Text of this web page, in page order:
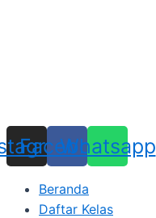
Facebook
Whatsapp
Beranda
Daftar Kelas